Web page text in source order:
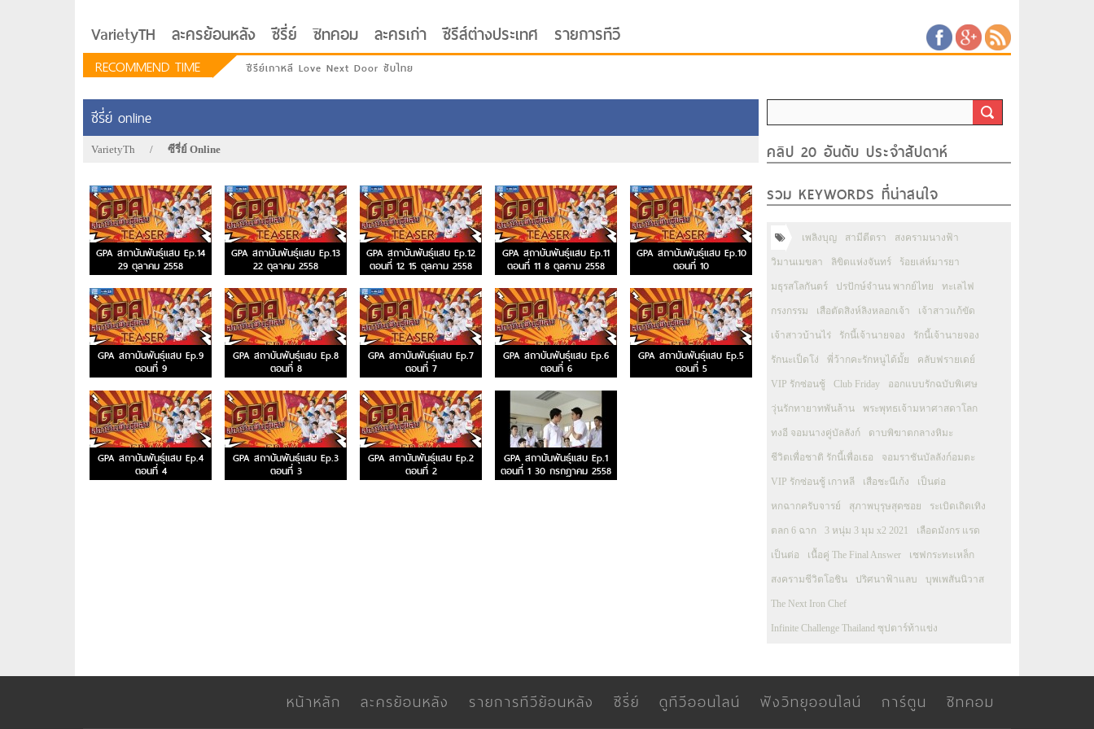
VarietyTH ละครย้อนหลัง ซีรี่ย์ ซิทคอม ละครเก่า ซีรีส์ต่างประเทศ รายการทีวี
RECOMMEND TIME ซีรีย์เกาหลี Love Next Door ซับไทย
รักอยู่ประตูถัดไป
ซีรี่ย์ online
VarietyTh / ซีรี่ย์ Online
GPA สถาบันพันธุ์แสบ Ep.14
29 ตุลาคม 2558
GPA สถาบันพันธุ์แสบ Ep.13
22 ตุลาคม 2558
GPA สถาบันพันธุ์แสบ Ep.12
ตอนที่ 12 15 ตุลคาม 2558
GPA สถาบันพันธุ์แสบ Ep.11
ตอนที่ 11 8 ตุลคาม 2558
GPA สถาบันพันธุ์แสบ Ep.10
ตอนที่ 10
GPA สถาบันพันธุ์แสบ Ep.9
ตอนที่ 9
GPA สถาบันพันธุ์แสบ Ep.8
ตอนที่ 8
GPA สถาบันพันธุ์แสบ Ep.7
ตอนที่ 7
GPA สถาบันพันธุ์แสบ Ep.6
ตอนที่ 6
GPA สถาบันพันธุ์แสบ Ep.5
ตอนที่ 5
GPA สถาบันพันธุ์แสบ Ep.4
ตอนที่ 4
GPA สถาบันพันธุ์แสบ Ep.3
ตอนที่ 3
GPA สถาบันพันธุ์แสบ Ep.2
ตอนที่ 2
GPA สถาบันพันธุ์แสบ Ep.1
ตอนที่ 1 30 กรกฎาคม 2558
คลิป 20 อันดับ ประจำสัปดาห์
รวม KEYWORDS ที่น่าสนใจ
เพลิงบุญ สามีตีตรา สงครามนางฟ้า
วิมานเมขลา ลิขิตแห่งจันทร์ ร้อยเล่ห์มารยา
มธุรสโลกันตร์ ปรปักษ์จำนน พากย์ไทย ทะเลไฟ
กรงกรรม เสือตัดสิงห์ลิงหลอกเจ้า เจ้าสาวแก้ขัด
เจ้าสาวบ้านไร่ รักนี้เจ้านายจอง รักนี้เจ้านายจอง
รักนะเป็ดโง่ พี่ว้ากคะรักหนูได้มั้ย คลับฟรายเดย์
VIP รักซ่อนชู้ Club Friday ออกแบบรักฉบับพิเศษ
วุ่นรักทายาทพันล้าน พระพุทธเจ้ามหาศาสดาโลก
ทงอี จอมนางคู่บัลลังก์ ดาบพิฆาตกลางหิมะ
ชีวิตเพื่อชาติ รักนี้เพื่อเธอ จอมราชันบัลลังก์อมตะ
VIP รักซ่อนชู้ เกาหลี เสือชะนีเก้ง เป็นต่อ
หกฉากครับจารย์ สุภาพบุรุษสุดซอย ระเบิดเถิดเทิง
ตลก 6 ฉาก 3 หนุ่ม 3 มุม x2 2021 เลือดมังกร แรด
เป็นต่อ เนื้อคู่ The Final Answer เชฟกระทะเหล็ก
สงครามชีวิตโอชิน ปริศนาฟ้าแลบ บุพเพสันนิวาส
The Next Iron Chef
Infinite Challenge Thailand ซุปตาร์ท้าแข่ง
หน้าหลัก ละครย้อนหลัง รายการทีวีย้อนหลัง ซีรี่ย์ ดูทีวีออนไลน์ ฟังวิทยุออนไลน์ การ์ตูน ซิทคอม